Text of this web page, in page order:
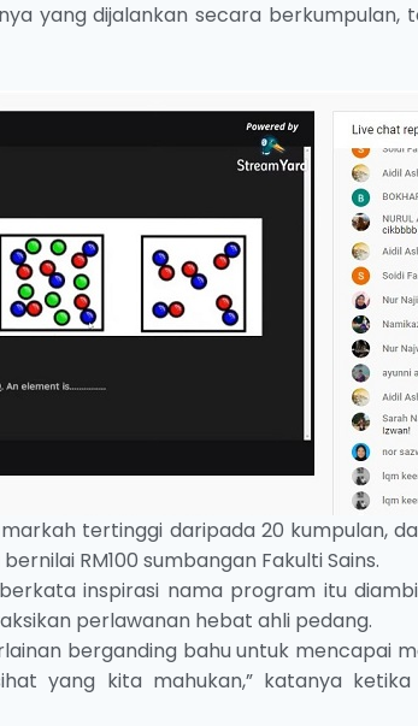
yang dijalankan secara berkumpulan,
tertinggi daripada 20 kumpulan,
RM100 sumbangan Fakulti Sains.
inspirasi nama program itu
perlawanan hebat ahli pedang.
berganding bahu untuk mencapai
yang kita mahukan,” katanya